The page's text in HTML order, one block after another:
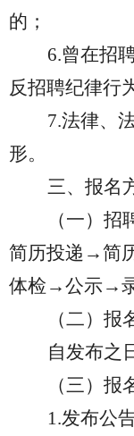
的；
6.曾在招
反招聘纪律行
7.法律、
形。
三、报名
（一）招
简历投递 →简
体检→公示→录
（二）报
自发布之
（三） 报
1.发布公